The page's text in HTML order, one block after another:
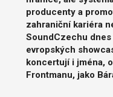
producenty a
zahraniční kariéra
SoundCzechu
evropských
koncertují i jména,
Frontmanu, jako